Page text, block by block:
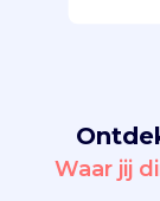
Waar jij